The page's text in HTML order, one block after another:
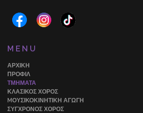
MENU
ΑΡΧΙΚΗ
ΠΡΟΦΊΛ
ΤΜΉΜΑΤΑ
ΚΛΑΣΙΚΌΣ ΧΟΡΌΣ
MΟΥΣΙΚΟΚΙΝΗΤΙΚΉ ΑΓΩΓΉ
ΣΎΓΧΡΟΝΟΣ ΧΟΡΌΣ